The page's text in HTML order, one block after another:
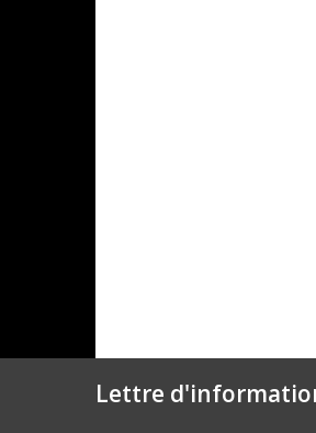
Lettre